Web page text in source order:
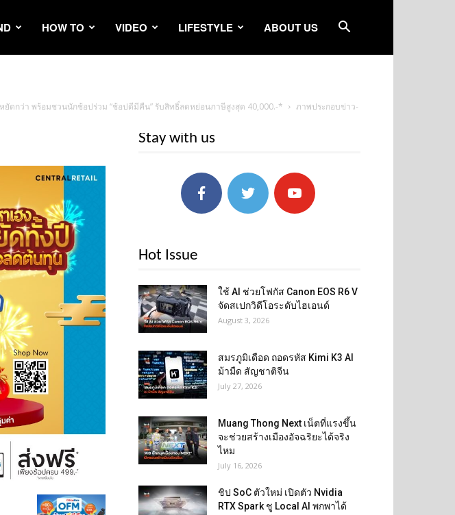
HOW TO VIDEO LIFESTYLE ABOUT US
ดกว่า พร้อมชวนนักช้อปร่วม “ช้อปดีมีคืน” รับสิทธิ์ลดหย่อนภาษีสูงสุด 40,000.-*
ภาพประกอบข่าว-
Stay with us
Hot Issue
ใช้ AI ช่วยโฟกัส Canon EOS R6 V
จัดสเปกวิดีโอระดับไฮเอนด์
August 3, 2026
สมรภูมิเดือด ถอดรหัส Kimi K3 AI
ม้ามืด สัญชาติจีน
July 27, 2026
Muang Thong Next เน็ตที่แรงขึ้น
จะช่วยสร้างเมืองอัจฉริยะได้จริง
ไหม
July 16, 2026
ชิป SoC ตัวใหม่ เปิดตัว Nvidia
RTX Spark ชู Local AI พกพาได้